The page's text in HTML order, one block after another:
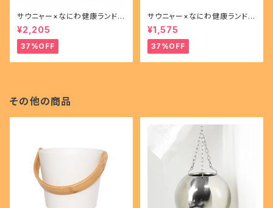
サウニャー×なにわ健康ランド湯
～トピアコラボＴシャツ
¥2,205
37%OFF
サウニャー×なにわ健康ランド湯
～トピアコラボフェイスタオル
¥1,575
37%OFF
その他の商品